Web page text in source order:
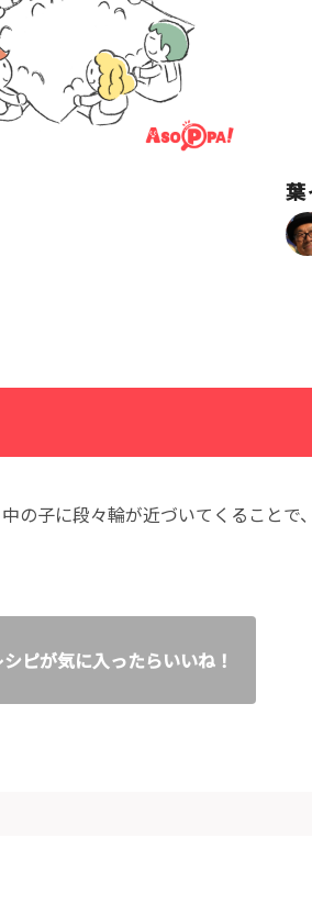
葉
の子に段々輪が近づいてくることで
シピが気に入ったらいいね！